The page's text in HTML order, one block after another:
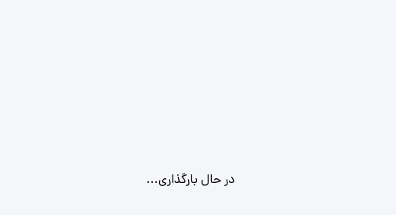
در حال بارگذاری...